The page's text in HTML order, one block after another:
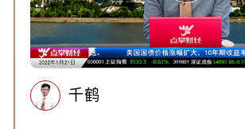
千鹤